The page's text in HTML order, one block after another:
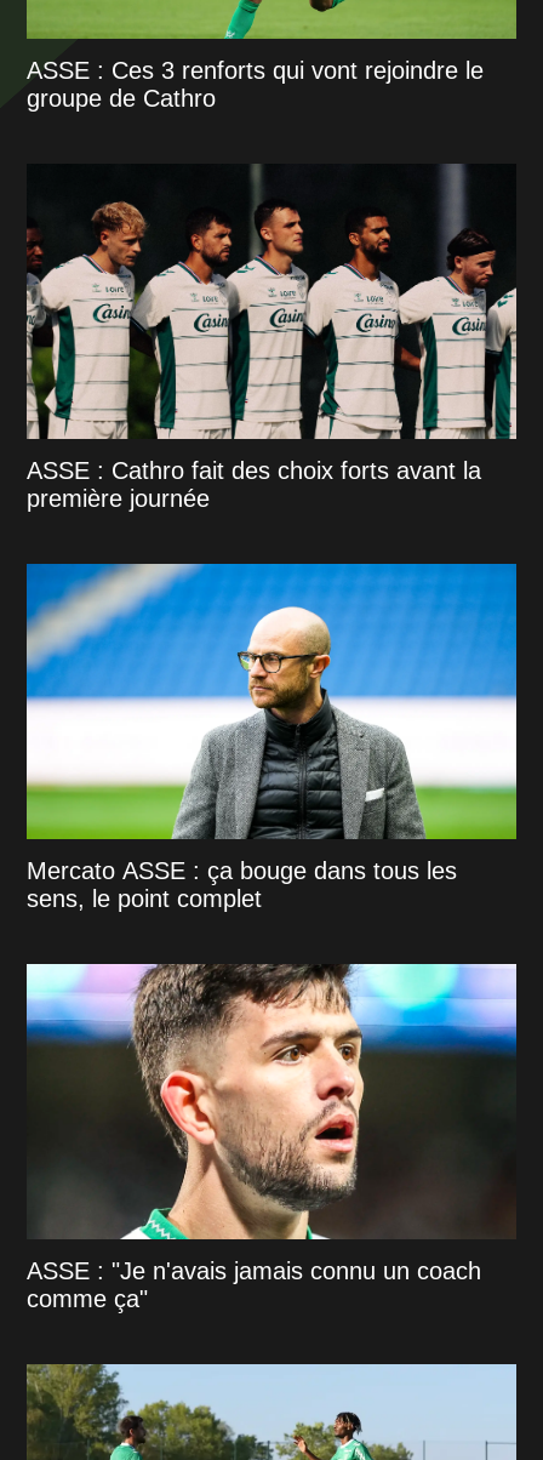
ASSE : Ces 3 renforts qui vont rejoindre le
groupe de Cathro
ASSE : Cathro fait des choix forts avant la
première journée
Mercato ASSE : ça bouge dans tous les
sens, le point complet
ASSE : "Je n'avais jamais connu un coach
comme ça"